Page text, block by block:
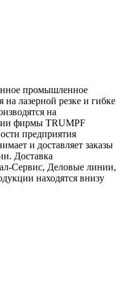
промышленное
лазерной резке и гибке
на
фирмы TRUMPF
предприятия
и доставляет заказы
Доставка
Сервис, Деловые линии,
находятся внизу